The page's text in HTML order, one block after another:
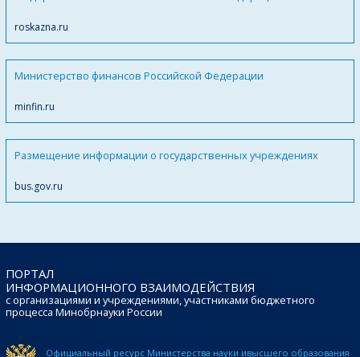
roskazna.ru
Министерство финансов Российской Федерации
minfin.ru
Размещение информации о государственных учреждениях
bus.gov.ru
ПОРТАЛ
ИНФОРМАЦИОННОГО ВЗАИМОДЕЙСТВИЯ
с организациями и учреждениями, участниками бюджетного
процесса Минобрнауки России
Официальный ресурс Министерства науки ивысшего образования